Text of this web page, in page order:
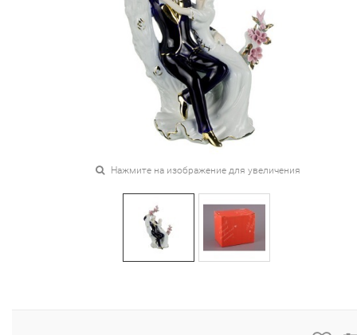
Нажмите на изображение для увеличения